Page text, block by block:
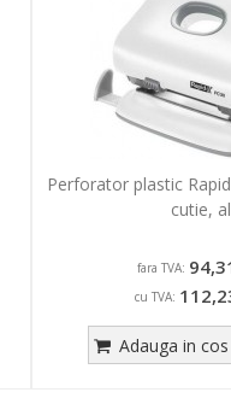
Perforator plastic
cutie,
fara TVA:
cu TVA:
Adauga in cos